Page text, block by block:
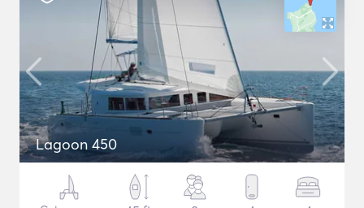
Lagoon 450